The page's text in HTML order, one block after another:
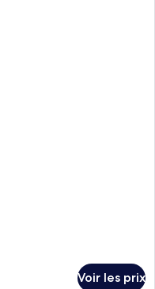
Voir les prix